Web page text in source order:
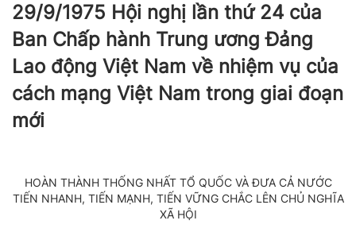
29/9/1975 Hội nghị lần thứ 24 của
Ban Chấp hành Trung ương Đảng
Lao động Việt Nam về nhiệm vụ của
cách mạng Việt Nam trong giai đoạn
mới
HOÀN THÀNH THỐNG NHẤT TỔ QUỐC VÀ ĐƯA CẢ NƯỚC
TIẾN NHANH, TIẾN MẠNH, TIẾN VỮNG CHẮC LÊN CHỦ NGHĨA
XÃ HỘI